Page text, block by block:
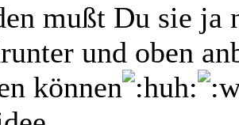
mußt Du sie
und oben
können